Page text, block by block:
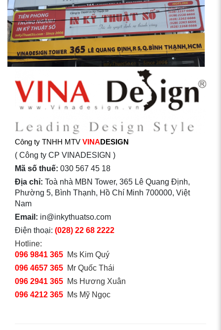
Công ty TNHH MTV VINADESIGN
( Công ty CP VINADESIGN )
Mã số thuế: 030 567 45 18
Địa chỉ: Toà nhà MBN Tower, 365 Lê Quang Định,
Phường 5, Bình Thạnh, Hồ Chí Minh 700000, Việt
Nam
Email: in@inkythuatso.com
Điện thoại: (028) 22 68 2222
Hotline:
096 9841 365 Ms Kim Quý
096 4657 365 Mr Quốc Thái
096 2941 365 Ms Hương Xuân
096 4212 365 Ms Mỹ Ngọc